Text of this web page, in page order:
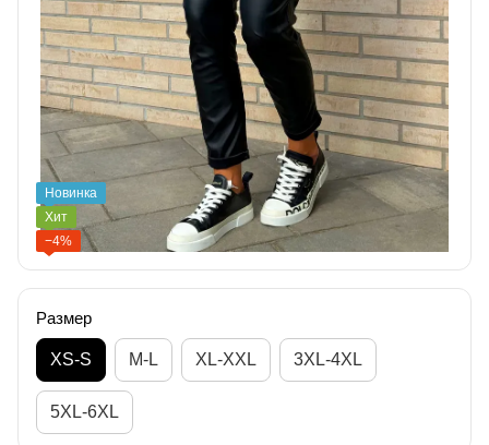
Новинка
Хит
−4%
Размер
XS-S M-L XL-XXL 3XL-4XL
5XL-6XL